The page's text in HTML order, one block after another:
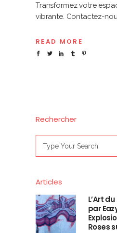
Transformez votre
vibrante. Contactez-
READ MORE
Rechercher
for:
Articles
L’Art
par
Roses